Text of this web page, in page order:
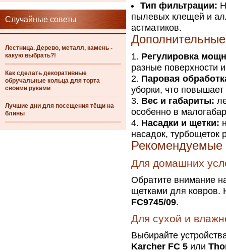
Случайные советы
Лестница. Дерево, металл, камень -
какую выбрать?!
Как сделать декоративные
обручальные кольца для торта
своими руками
Лучшие дни для посещения тёщи на
блины
Тип фильтрации:
пылевых клещей и
астматиков.
Регулировка
разные поверхности
Паровая
уборки, что повышает
Вес и габариты:
особенно в
Насадки и щетки:
насадок, турбощеток
Рекомендуемые
Для домашних
Обратите внимание
щетками для
FC9745/09.
Для сухой и
Выбирайте
Karcher FC 5 или